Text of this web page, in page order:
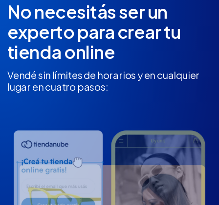
No necesitás ser un
expertopara crear tu
tienda online
Vendé sin límites de horarios y en cualquier
lugar en cuatro pasos: